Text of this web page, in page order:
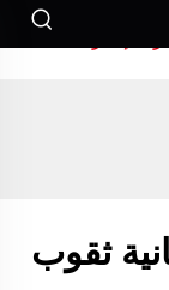
ثقوب